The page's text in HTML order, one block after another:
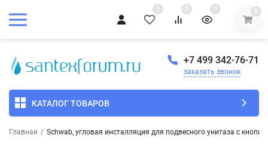
0 0 0 0
+7 499 342-76-71
заказать звонок
КАТАЛОГ ТОВАРОВ
Главная / Schwab, угловая инсталляция для подвесного унитаза с